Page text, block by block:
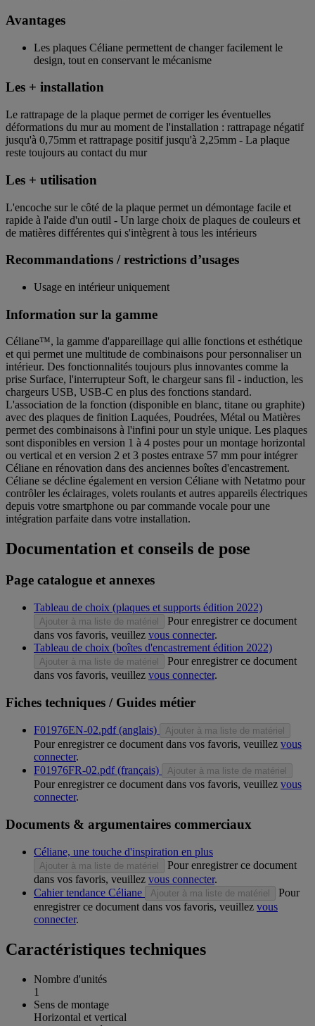
Avantages
Les plaques Céliane permettent de changer facilement le
design, tout en conservant le mécanisme
Les + installation
Le rattrapage de la plaque permet de corriger les éventuelles
déformations du mur au moment de l'installation : rattrapage négatif
jusqu'à 0,75mm et rattrapage positif jusqu'à 2,25mm - La plaque
reste toujours au contact du mur
Les + utilisation
L'encoche sur le côté de la plaque permet un démontage facile et
rapide à l'aide d'un outil - Un large choix de plaques de couleurs et
de matières différentes qui s'intègrent à tous les intérieurs
Recommandations / restrictions d’usages
Usage en intérieur uniquement
Information sur la gamme
Céliane™, la gamme d'appareillage qui allie fonctions et esthétique
et qui permet une multitude de combinaisons pour personnaliser un
intérieur. Des fonctionnalités toujours plus innovantes comme la
prise Surface, l'interrupteur Soft, le chargeur sans fil - induction, les
chargeurs USB, USB-C en plus des fonctions standard.
L'association de la fonction (disponible en blanc, titane ou graphite)
avec des plaques de finition Laquées, Poudrées, Métal ou Matières
permet des combinaisons à l'infini pour un style unique. Les plaques
sont disponibles en version 1 à 4 postes pour un montage horizontal
ou vertical et en version 2 et 3 postes entraxe 57 mm pour intégrer
Céliane en rénovation dans des anciennes boîtes d'encastrement.
Céliane se décline également en version Céliane with Netatmo pour
contrôler les éclairages, volets roulants et autres appareils électriques
depuis votre smartphone ou par commande vocale pour une
intégration parfaite dans votre installation.
Documentation et conseils de pose
Page catalogue et annexes
Tableau de choix (plaques et supports édition 2022)
Ajouter à ma liste de matériel
Pour enregistrer ce document
dans vos favoris, veuillez vous connecter.
Tableau de choix (boîtes d'encastrement édition 2022)
Ajouter à ma liste de matériel
Pour enregistrer ce document
dans vos favoris, veuillez vous connecter.
Fiches techniques / Guides métier
F01976EN-02.pdf (anglais) Ajouter à ma liste de matériel
Pour enregistrer ce document dans vos favoris, veuillez vous
connecter.
F01976FR-02.pdf (français)
Ajouter à ma liste de matériel
Pour enregistrer ce document dans vos favoris, veuillez vous
connecter.
Documents & argumentaires commerciaux
Céliane, une touche d'inspiration en plus
Ajouter à ma liste de matériel
Pour enregistrer ce document
dans vos favoris, veuillez vous connecter.
Cahier tendance Céliane
Ajouter à ma liste de matériel
Pour
enregistrer ce document dans vos favoris, veuillez vous
connecter.
Caractéristiques techniques
Nombre d'unités
1
Sens de montage
Horizontal et vertical